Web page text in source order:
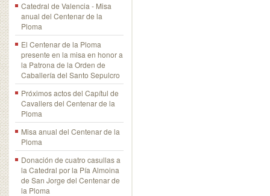
Catedral de Valencia - Misa
anual del Centenar de la
Ploma
El Centenar de la Ploma
presente en la misa en honor a
la Patrona de la Orden de
Caballería del Santo Sepulcro
Próximos actos del Capítul de
Cavallers del Centenar de la
Ploma
Misa anual del Centenar de la
Ploma
Donación de cuatro casullas a
la Catedral por la Pía Almoina
de San Jorge del Centenar de
la Ploma